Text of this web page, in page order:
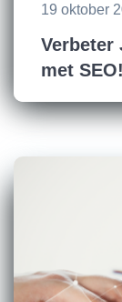
19 oktober
Verbeter
met SEO!